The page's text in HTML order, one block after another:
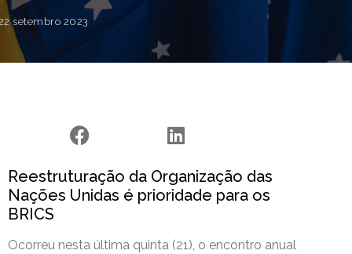
setembro 2023
Reestruturação da Organização das
Nações Unidas é prioridade para os
BRICS
Ocorreu nesta última quinta (21), o encontro anual